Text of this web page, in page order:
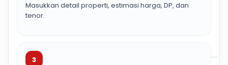
Masukkan detail properti, estimasi harga, DP, dan
tenor.
3